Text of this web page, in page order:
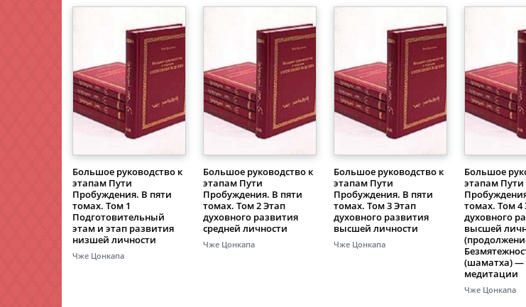
Большое руководство к
этапам Пути
Пробуждения. В пяти
томах. Том 1
Подготовительный
этам и этап развития
низшей личности
Чже Цонкапа
Большое руководство к
этапам Пути
Пробуждения. В пяти
томах. Том 2 Этап
духовного развития
средней личности
Чже Цонкапа
Большое руководство к
этапам Пути
Пробуждения. В пяти
томах. Том 3 Этап
духовного развития
высшей личности
Чже Цонкапа
Большое
этапам Пути
томах. Том 4
духовного
высшей
(шаматха) —
медитации
Чже Цонкапа